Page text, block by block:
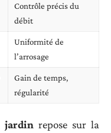
Contrôle précis du
débit
Uniformité de
l’arrosage
Gain de temps,
régularité
jardin repose sur la